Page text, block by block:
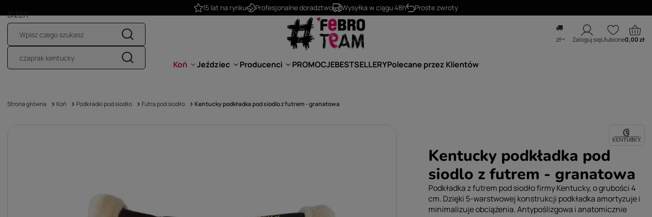
530 624 234 kontakt@febro.pl
zł Zaloguj sięUlubione0,00 zł
Koń Jeździec Producenci PROMOCJEBESTSELLERYPolecane przez Klientów
Strona główna Koń Podkładki pod siodło Futra pod siodło Kentucky podkładka pod siodlo z futrem - granatowa
Kentucky podkładka pod
siodlo z futrem - granatowa
Podkładka z futrem pod siodło firmy Kentucky, o grubości 4
cm. Dzięki 5-warstwowej konstrukcji podkładka amortyzuje i
minimalizuje obciążenia. Antypoślizgowa i anatomicznie
SIZER